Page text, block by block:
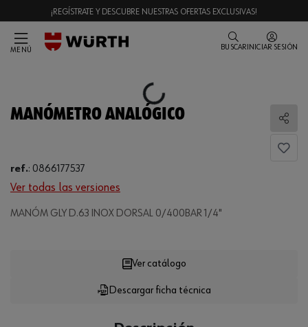
¡REGÍSTRATE Y DESCUBRE NUESTRAS OFERTAS EXCLUSIVAS!
MENÚ BUSCAR INICIAR SESIÓN
Loading...
MANÓMETRO ANALÓGICO
ref.: 0866177537
Ver todas las versiones
MANÓM GLY D.63 INOX DORSAL 0/400BAR 1/4"
Loading...
Descargar ficha técnica
Ver catálogo